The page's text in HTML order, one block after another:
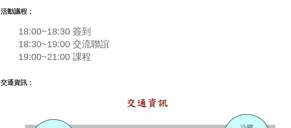
活動議程：
18:00~18:30 簽到
18:30~19:00 交流聯誼
19:00~21:00 課程
交通資訊：